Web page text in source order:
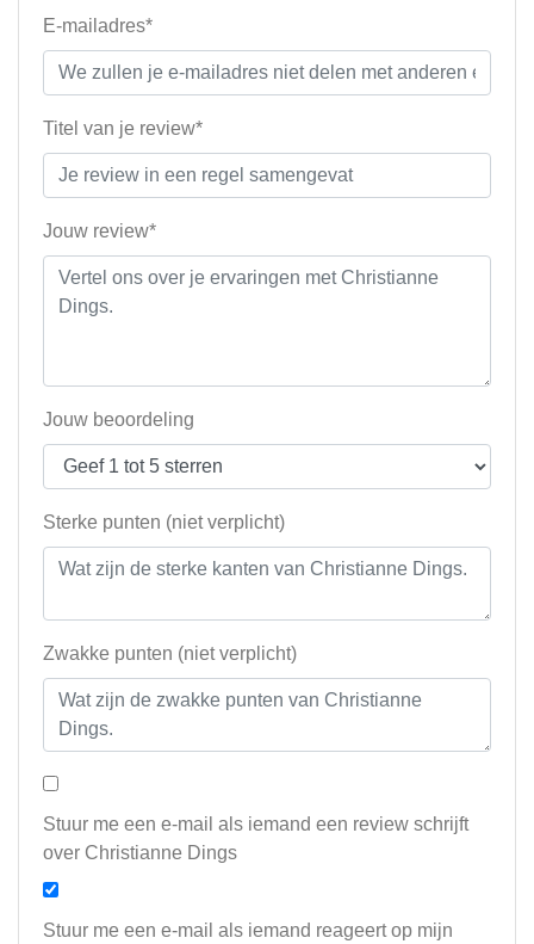
E-mailadres*
Titel van je review*
Jouw review*
Jouw beoordeling
Sterke punten (niet verplicht)
Zwakke punten (niet verplicht)
Stuur me een e-mail als iemand een review schrijft
over Christianne Dings
Stuur me een e-mail als iemand reageert op mijn